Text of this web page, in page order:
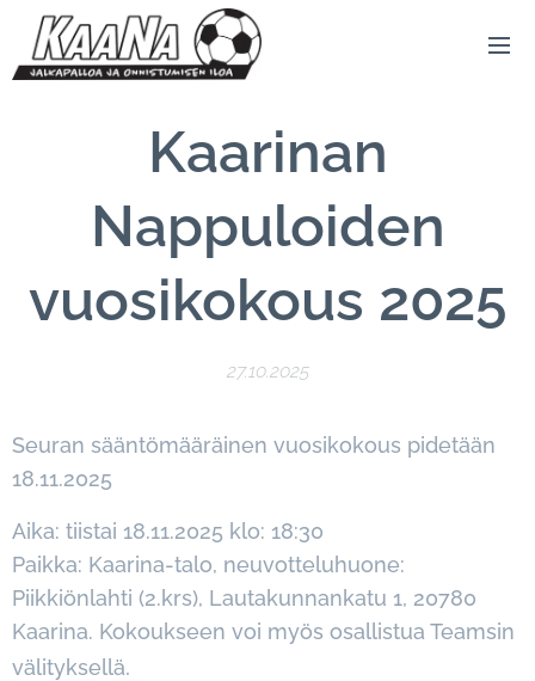
Kaarinan
Nappuloiden
vuosikokous 2025
27.10.2025
Seuran sääntömääräinen vuosikokous pidetään
18.11.2025
Aika: tiistai 18.11.2025 klo: 18:30
Paikka: Kaarina-talo, neuvotteluhuone:
Piikkiönlahti (2.krs), Lautakunnankatu 1, 20780
Kaarina. Kokoukseen voi myös osallistua Teamsin
välityksellä.